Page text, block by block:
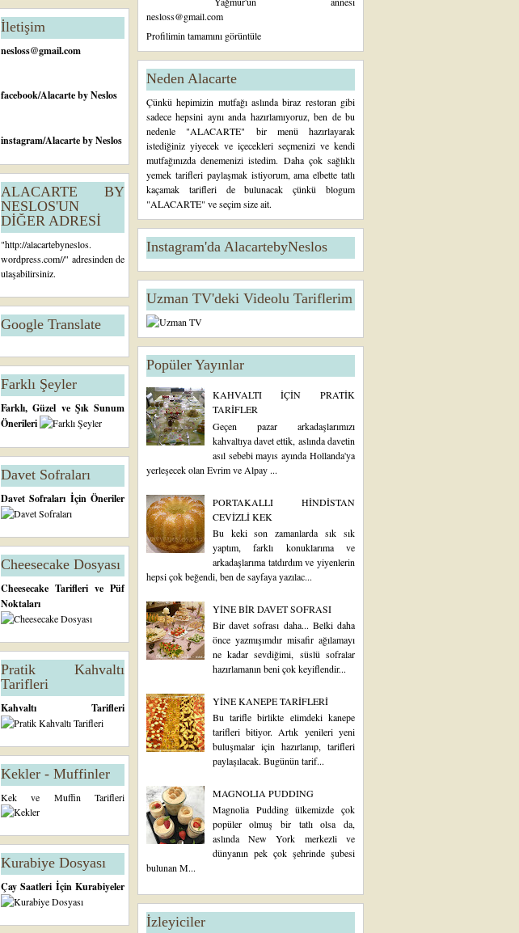
İletişim
nesloss@gmail.com
facebook/Alacarte by Neslos
instagram/Alacarte by Neslos
ALACARTE BY
NESLOS'UN
DİĞER ADRESİ
"http://alacartebyneslos.
wordpress.com//" adresinden de
ulaşabilirsiniz.
Google Translate
Farklı Şeyler
Farklı, Güzel ve Şık Sunum
Önerileri
Davet Sofraları
Davet Sofraları İçin Öneriler
Cheesecake Dosyası
Cheesecake Tarifleri ve Püf
Noktaları
Pratik Kahvaltı
Tarifleri
Kahvaltı Tarifleri
Kekler - Muffinler
Kek ve Muffin Tarifleri
Kurabiye Dosyası
Çay Saatleri İçin Kurabiyeler
nesloss@gmail.com
Profilimin tamamını görüntüle
Neden Alacarte
Çünkü hepimizin mutfağı aslında biraz restoran gibi
sadece hepsini aynı anda hazırlamıyoruz, ben de bu
nedenle "ALACARTE" bir menü hazırlayarak
istediğiniz yiyecek ve içecekleri seçmenizi ve kendi
mutfağınızda denemenizi istedim. Daha çok sağlıklı
yemek tarifleri paylaşmak istiyorum, ama elbette tatlı
kaçamak tarifleri de bulunacak çünkü blogum
"ALACARTE" ve seçim size ait.
Instagram'da AlacartebyNeslos
Uzman TV'deki Videolu Tariflerim
Popüler Yayınlar
KAHVALTI İÇİN PRATİK
TARİFLER
Geçen pazar arkadaşlarımızı
kahvaltıya davet ettik, aslında davetin
asıl sebebi mayıs ayında Hollanda'ya
yerleşecek olan Evrim ve Alpay ...
PORTAKALLI HİNDİSTAN
CEVİZLİ KEK
Bu keki son zamanlarda sık sık
yaptım, farklı konuklarıma ve
arkadaşlarıma tatdırdım ve yiyenlerin
hepsi çok beğendi, ben de sayfaya yazılac...
YİNE BİR DAVET SOFRASI
Bir davet sofrası daha... Belki daha
önce yazmışımdır misafir ağılamayı
ne kadar sevdiğimi, süslü sofralar
hazırlamanın beni çok keyiflendir...
YİNE KANEPE TARİFLERİ
Bu tarifle birlikte elimdeki kanepe
tarifleri bitiyor. Artık yenileri yeni
buluşmalar için hazırlanıp, tarifleri
paylaşılacak. Bugünün tarif...
MAGNOLIA PUDDING
Magnolia Pudding ülkemizde çok
popüler olmuş bir tatlı olsa da,
aslında New York merkezli ve
dünyanın pek çok şehrinde şubesi
bulunan M...
İzleyiciler